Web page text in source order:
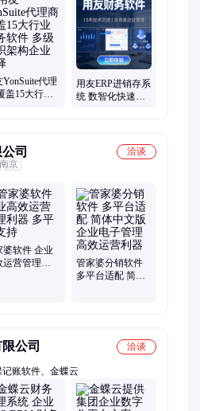
YonSuite代理
盖15大行业
用友ERP进销存系
统 数智化快速落
司
洽谈
京
婆软件 企业
运营管理利
管家婆分销软件
多平台适配 简体
公司
洽谈
账软件、金蝶云